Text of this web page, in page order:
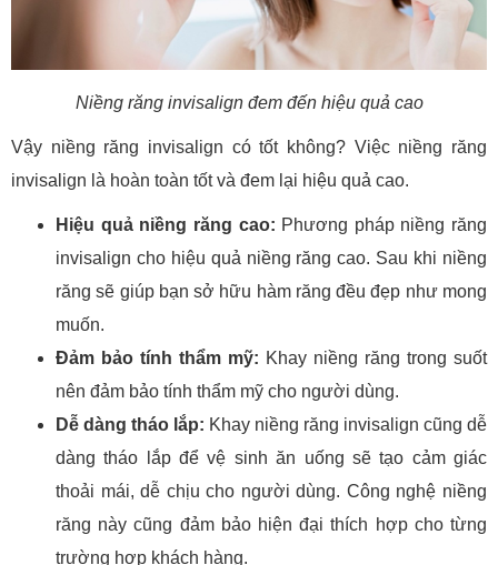
Niềng răng invisalign đem đến hiệu quả cao
Vậy niềng răng invisalign có tốt không? Việc niềng răng
invisalign là hoàn toàn tốt và đem lại hiệu quả cao.
Hiệu quả niềng răng cao: Phương pháp niềng răng
invisalign cho hiệu quả niềng răng cao. Sau khi niềng
răng sẽ giúp bạn sở hữu hàm răng đều đẹp như mong
muốn.
Đảm bảo tính thẩm mỹ: Khay niềng răng trong suốt
nên đảm bảo tính thẩm mỹ cho người dùng.
Dễ dàng tháo lắp: Khay niềng răng invisalign cũng dễ
dàng tháo lắp để vệ sinh ăn uống sẽ tạo cảm giác
thoải mái, dễ chịu cho người dùng. Công nghệ niềng
răng này cũng đảm bảo hiện đại thích hợp cho từng
trường hợp khách hàng.